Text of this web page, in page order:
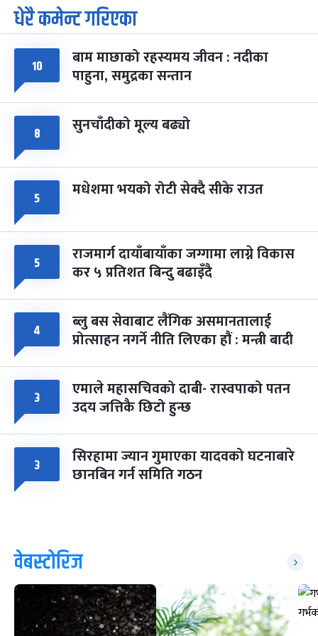
७
आइत
पूर्णिमा व्रत
चैत्र ७, २०८३-Mar 21, 2027
८ फागुपूर्णिमा
चैत्र ८, २०८३-Mar 22, 2027
७ महिना बाँकी
धेरै कमेन्ट गरिएका
१० बाम माछाको रहस्यमय जीवन : नदीका
पाहुना, समुद्रका सन्तान
८ सुनचाँदीको मूल्य बढ्यो
५ मधेशमा भयको रोटी सेक्दै सीके राउत
५ राजमार्ग दायाँबायाँका जग्गामा लाग्ने विकास
कर ५ प्रतिशत बिन्दु बढाइँदै
४ ब्लु बस सेवाबाट लैंगिक असमानतालाई
प्रोत्साहन नगर्ने नीति लिएका हौं : मन्त्री बादी
३ एमाले महासचिवको दाबी- रास्वपाको पतन
उदय जत्तिकै छिटो हुन्छ
३ सिरहामा ज्यान गुमाएका यादवको घटनाबारे
छानबिन गर्न समिति गठन
वेबस्टोरिज